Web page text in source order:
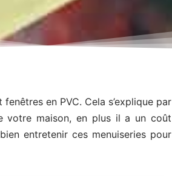
en PVC. Cela s’explique par
votre maison, en plus il a un coût
entretenir ces menuiseries pour